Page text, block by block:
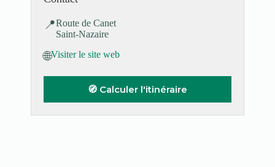
📍Route de Canet
Saint-Nazaire
🌐Visiter le site web
🧭 Calculer l'itinéraire